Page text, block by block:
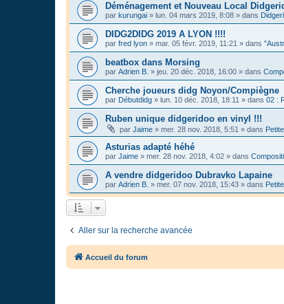
Déménagement et Nouveau Local
par kurungai » lun. 04 mars 2019, 8:08 » dans
DIDG2DIDG 2019 A LYON !!!!
par fred lyon » mar. 05 févr. 2019, 11:21 » dans
beatbox dans Morsing
par Adrien B. » jeu. 20 déc. 2018, 16:00 » dans
Cherche joueurs didg Noyon/Compiègne
par Débutdidg » lun. 10 déc. 2018, 18:11 » dans 02 :
Ruben unique didgeridoo en vinyl !!!
par Jaime » mer. 28 nov. 2018, 5:51 » dans
Asturias adapté héhé
par Jaime » mer. 28 nov. 2018, 4:02 » dans
A vendre didgeridoo Dubravko Lapaine
par Adrien B. » mer. 07 nov. 2018, 15:43 » dans
Aller sur la recherche avancée
Accueil du forum